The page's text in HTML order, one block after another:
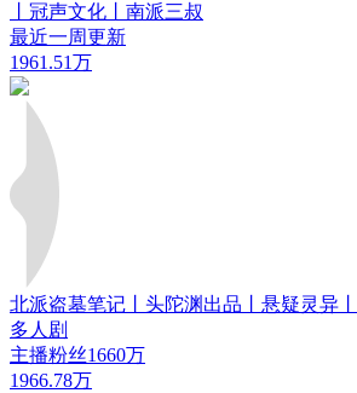
丨冠声文化丨南派三叔
最近一周更新
1961.51万
北派盗墓笔记丨头陀渊出品丨悬疑灵异
多人剧
主播粉丝1660万
1966.78万